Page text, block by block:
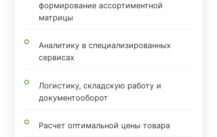
формирование ассортиментной
матрицы
Аналитику в специализированных
сервисах
Логистику, складскую работу и
документооборот
Расчет оптимальной цены товара